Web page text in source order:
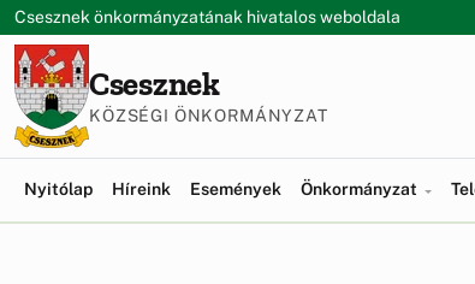
Ugrás a menüre
Ugrás a tartalomra
Csesznek önkormányzatának hivatalos weboldala
Csesznek
KÖZSÉGI ÖNKORMÁNYZAT
Nyitólap Híreink Események Önkormányzat